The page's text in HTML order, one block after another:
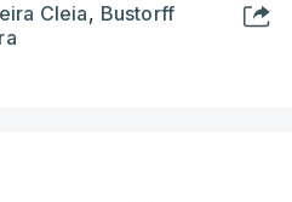
Cleia, Bustorff